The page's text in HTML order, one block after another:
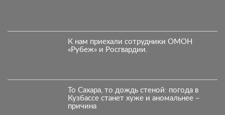
К нам приехали сотрудники ОМОН
«Рубеж» и Росгвардии.
То Сахара, то дождь стеной: погода в
Кузбассе станет хуже и аномальнее –
причина